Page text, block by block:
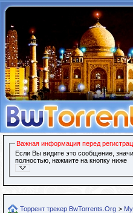
Важная информация перед
Если Вы видите это сообщение,
полностью, нажмите на кнопку ниже
Торрент трекер BwTorrents.Org >